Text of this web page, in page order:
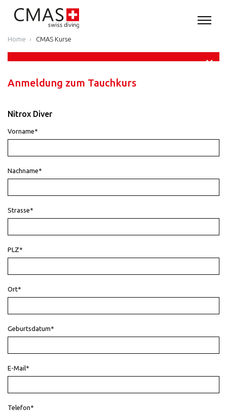
Home CMAS Kurse
Anmeldung zum Tauchkurs
Nitrox Diver
Vorname*
Nachname*
Strasse*
PLZ*
Ort*
Geburtsdatum*
E-Mail*
Telefon*